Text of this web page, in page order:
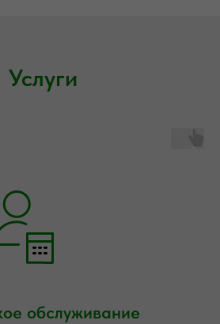
Услуги
обслуживание